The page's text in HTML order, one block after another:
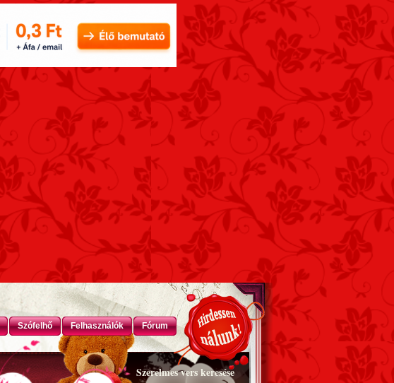
Szófelhő Felhasználók Fórum
Szerelmes vers keresése